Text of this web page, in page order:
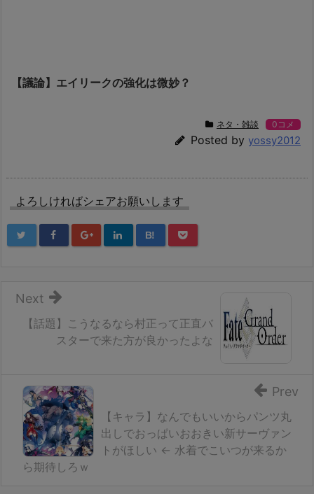
【議論】エイリークの強化は微妙？
ネタ・雑談 0コメ
Posted by yossy2012
よろしければシェアお願いします
B!
【話題】こうなるなら村正って正直バ
スターで来た方が良かったよな
Next
【キャラ】なんでもいいからパンツ丸
出しでおっぱいおおきい新サーヴァン
トがほしい ← 水着でこいつが来るか
ら期待しろｗ
Prev